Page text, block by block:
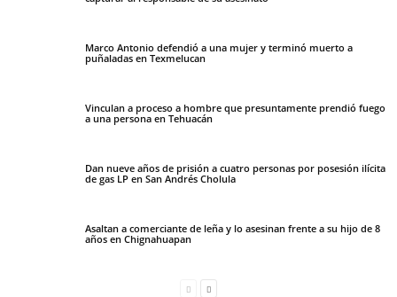
Marco Antonio defendió a una mujer y terminó muerto a
puñaladas en Texmelucan
Vinculan a proceso a hombre que presuntamente prendió fuego
a una persona en Tehuacán
Dan nueve años de prisión a cuatro personas por posesión ilícita
de gas LP en San Andrés Cholula
Asaltan a comerciante de leña y lo asesinan frente a su hijo de 8
años en Chignahuapan